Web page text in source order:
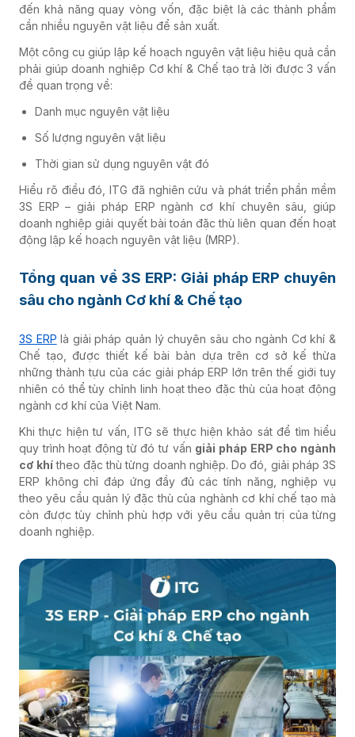
đến khả năng quay vòng vốn, đặc biệt là các thành phẩm
cần nhiều nguyên vật liệu để sản xuất.
Một công cụ giúp lập kế hoạch nguyên vật liệu hiệu quả cần
phải giúp doanh nghiệp Cơ khí & Chế tạo trả lời được 3 vấn
đề quan trọng về:
Danh mục nguyên vật liệu
Số lượng nguyên vật liệu
Thời gian sử dụng nguyên vật đó
Hiểu rõ điều đó, ITG đã nghiên cứu và phát triển phần mềm
3S ERP – giải pháp ERP ngành cơ khí chuyên sâu, giúp
doanh nghiệp giải quyết bài toán đặc thù liên quan đến hoạt
động lập kế hoạch nguyên vật liệu (MRP).
Tổng quan về 3S ERP: Giải pháp ERP chuyên
sâu cho ngành Cơ khí & Chế tạo
3S ERP là giải pháp quản lý chuyên sâu cho ngành Cơ khí &
Chế tạo, được thiết kế bài bản dựa trên cơ sở kế thừa
những thành tựu của các giải pháp ERP lớn trên thế giới tuy
nhiên có thể tùy chỉnh linh hoạt theo đặc thù của hoạt động
ngành cơ khí của Việt Nam.
Khi thực hiện tư vấn, ITG sẽ thực hiện khảo sát để tìm hiểu
quy trình hoạt động từ đó tư vấn giải pháp ERP cho ngành
cơ khítheo đặc thù từng doanh nghiệp. Do đó, giải pháp 3S
ERP không chỉ đáp ứng đầy đủ các tính năng, nghiệp vụ
theo yêu cầu quản lý đặc thù của nghành cơ khí chế tạo mà
còn được tùy chỉnh phù hợp với yêu cầu quản trị của từng
doanh nghiệp.